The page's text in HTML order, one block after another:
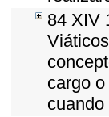
84 XIV
cargo